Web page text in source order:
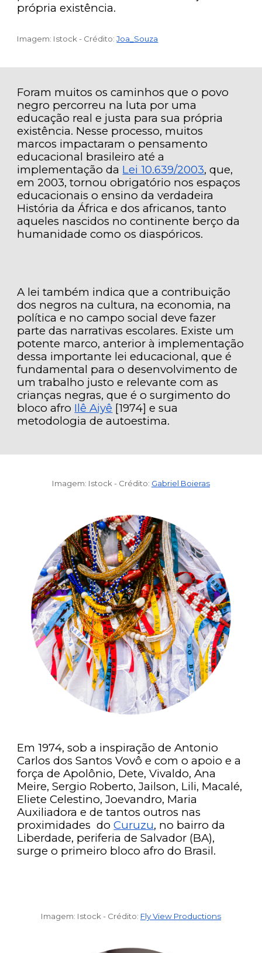
própria existência.
Imagem: Istock - Crédito: Joa_Souza
Foram muitos os caminhos que o povo
negro percorreu na luta por uma
educação real e justa para sua própria
existência. Nesse processo, muitos
marcos impactaram o pensamento
educacional brasileiro até a
implementação da Lei 10.639/2003, que,
em 2003, tornou obrigatório nos espaços
educacionais o ensino da verdadeira
História da África e dos africanos, tanto
aqueles nascidos no continente berço da
humanidade como os diaspóricos.
A lei também indica que a contribuição
dos negros na cultura, na economia, na
política e no campo social deve fazer
parte das narrativas escolares. Existe um
potente marco, anterior à implementação
dessa importante lei educacional, que é
fundamental para o desenvolvimento de
um trabalho justo e relevante com as
crianças negras, que é o surgimento do
bloco afro Ilê Aiyê [1974] e sua
metodologia de autoestima.
Imagem: Istock - Crédito: Gabriel Boieras
Em 1974, sob a inspiração de Antonio
Carlos dos Santos Vovô e com o apoio e a
força de Apolônio, Dete, Vivaldo, Ana
Meire, Sergio Roberto, Jailson, Lili, Macalé,
Eliete Celestino, Joevandro, Maria
Auxiliadora e de tantos outros nas
proximidades do Curuzu, no bairro da
Liberdade, periferia de Salvador (BA),
surge o primeiro bloco afro do Brasil.
Imagem: Istock - Crédito: Fly View Productions